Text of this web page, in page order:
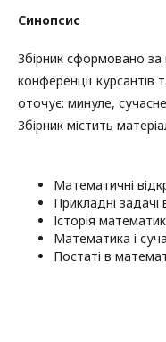
Синопсис
Збірник сформовано за
конференції
оточує: минуле,
Збірник містить
Математичні
Прикладні задачі
Історія
Математика і
Постаті в